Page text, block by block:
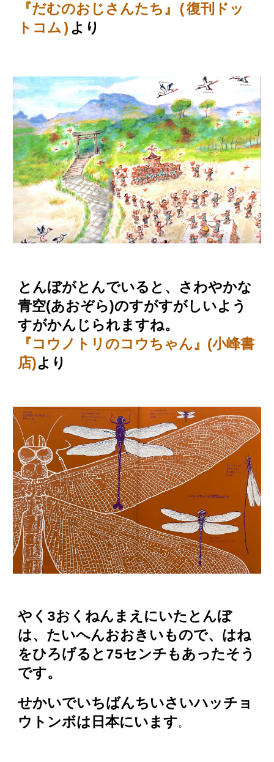
『だむのおじさんたち』(復刊ドッ
トコム) より
とんぼがとんでいると、さわやかな
青空(あおぞら)のすがすがしいよう
すがかんじられますね。
『コウノトリのコウちゃん』(小峰書
店)より
やく3おくねんまえにいたとんぼ
は、たいへんおおきいもので、はね
をひろげると75センチもあったそう
です。
せかいでいちばんちいさいハッチョ
ウトンボは日本にいます。